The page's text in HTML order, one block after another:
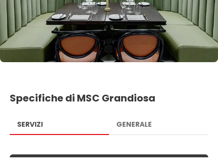
Specifiche di MSC Grandiosa
SERVIZI GENERALE